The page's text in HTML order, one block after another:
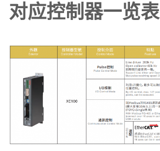
对应控制器一览表